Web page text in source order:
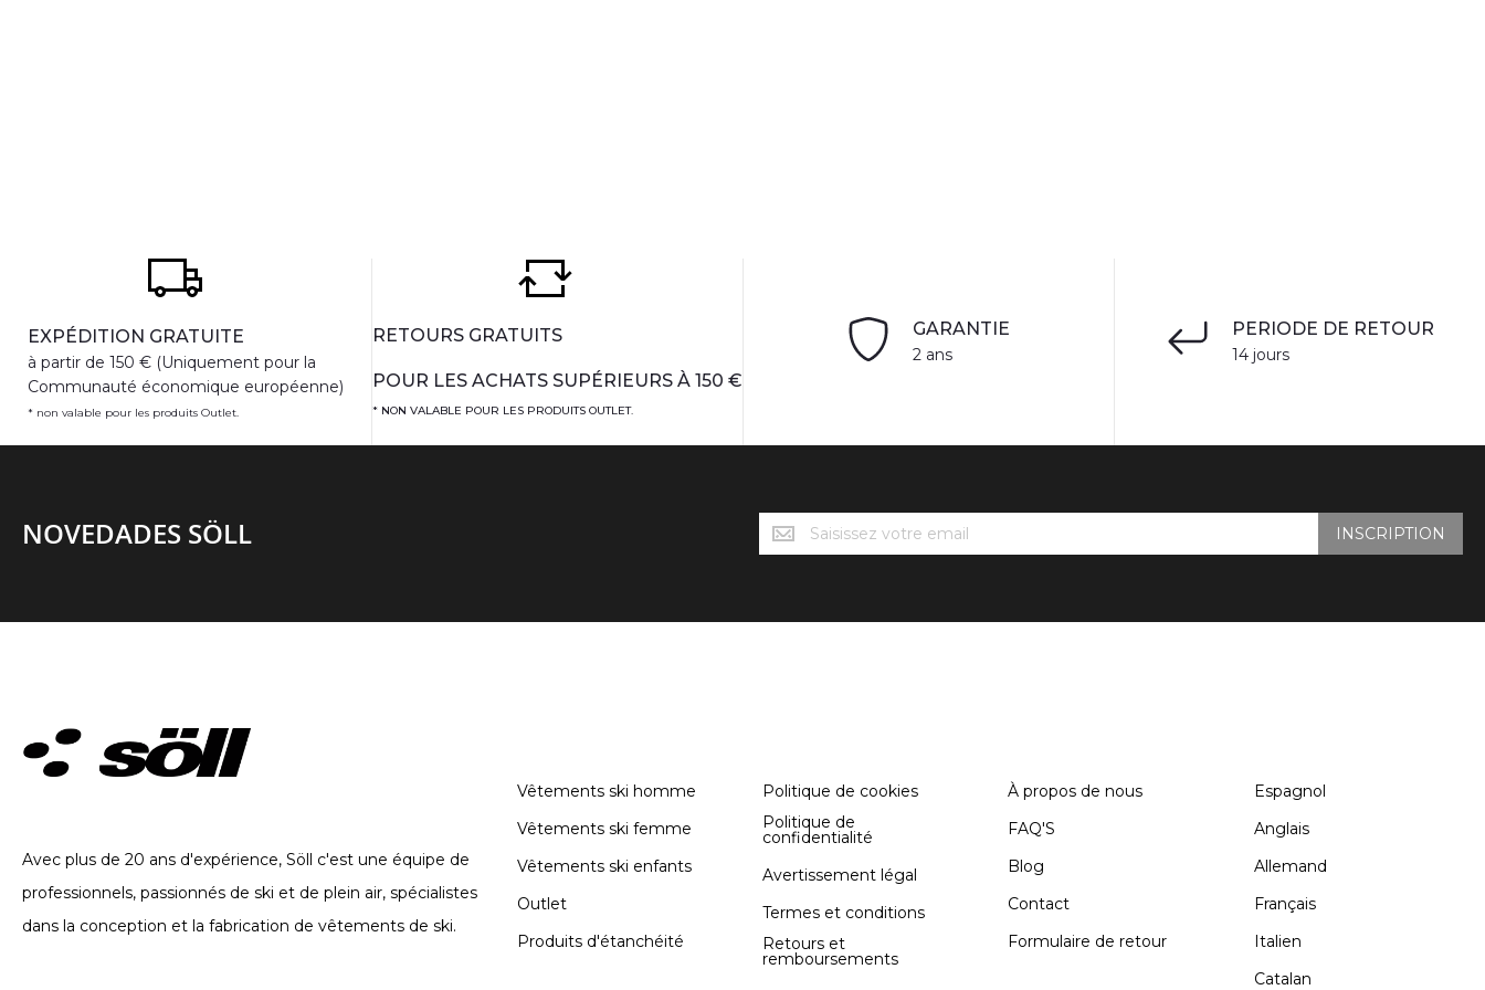
EXPÉDITION GRATUITE
à partir de 150 € (Uniquement pour la
Communauté économique européenne)
* non valable pour les produits Outlet.
RETOURS GRATUITS
POUR LES ACHATS SUPÉRIEURS À 150 €
* NON VALABLE POUR LES PRODUITS OUTLET.
GARANTIE
2 ans
PERIODE DE RETOUR
14 jours
NOVEDADES SÖLL
Novedades
Söll
INSCRIPTION
Avec plus de 20 ans d'expérience, Söll c'est une équipe de
professionnels, passionnés de ski et de plein air, spécialistes
dans la conception et la fabrication de vêtements de ski.
Vêtements ski homme
Vêtements ski femme
Vêtements ski enfants
Outlet
Produits d'étanchéité
Politique de cookies
Politique de
confidentialité
Avertissement légal
Termes et conditions
Retours et
remboursements
À propos de nous
FAQ'S
Blog
Contact
Formulaire de retour
Espagnol
Anglais
Allemand
Français
Italien
Catalan